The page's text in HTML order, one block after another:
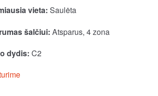
vieta: Saulėta
šalčiui: Atsparus, 4 zona
dydis: C2